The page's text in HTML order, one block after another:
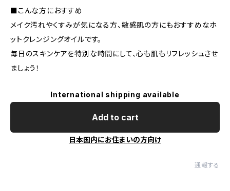
■こんな方におすすめ
メイク汚れやくすみが気になる方、敏感肌の方にもおすすめなホ
ットクレンジングオイルです。
毎日のスキンケアを特別な時間にして、心も肌もリフレッシュさせ
ましょう！
International shipping available
Add to cart
日本国内にお住まいの方向け
通報する